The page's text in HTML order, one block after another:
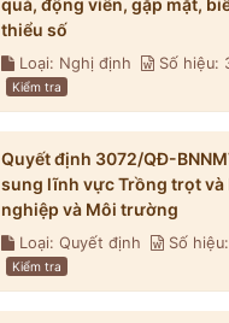
quà, động viên, gặp mặt,
thiểu số
Loại: Nghị định Số hiệu:
Kiểm tra
Quyết định 3072/QĐ-
sung lĩnh vực Trồng trọt và
nghiệp và Môi trường
Loại: Quyết định Số
Kiểm tra